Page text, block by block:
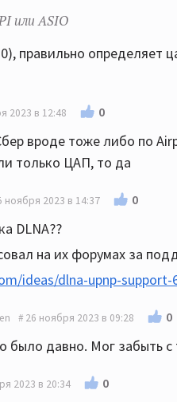
или ASIO
правильно определяет
2023 в 12:48 0
вроде тоже либо по
только ЦАП, то да
ноября 2023 в 14:37 0
DLNA??
на их форумах за
ideas/dlna-upnp-
26 ноября 2023 в 09:28 0
было давно. Мог забыть с
2023 в 20:34 0